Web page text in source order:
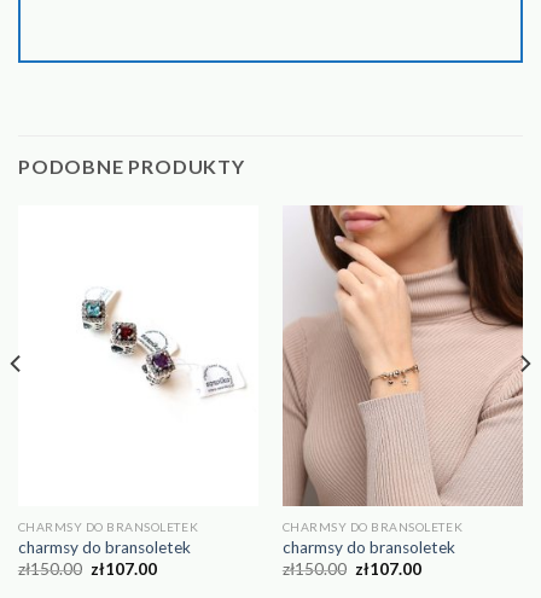
PODOBNE PRODUKTY
CHARMSY DO BRANSOLETEK
charmsy do bransoletek
zł150.00 zł107.00
CHARMSY DO BRANSOLETEK
charmsy do bransoletek
zł150.00 zł107.00